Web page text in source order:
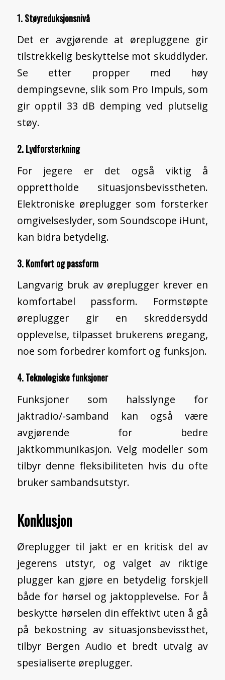
1. Støyreduksjonsnivå
Det er avgjørende at ørepluggene gir
tilstrekkelig beskyttelse mot skuddlyder.
Se etter propper med høy
dempingsevne, slik som Pro Impuls, som
gir opptil 33 dB demping ved plutselig
støy.
2. Lydforsterkning
For jegere er det også viktig å
opprettholde situasjonsbevisstheten.
Elektroniske øreplugger som forsterker
omgivelseslyder, som Soundscope iHunt,
kan bidra betydelig.
3. Komfort og passform
Langvarig bruk av øreplugger krever en
komfortabel passform. Formstøpte
øreplugger gir en skreddersydd
opplevelse, tilpasset brukerens øregang,
noe som forbedrer komfort og funksjon.
4. Teknologiske funksjoner
Funksjoner som halsslynge for
jaktradio/-samband kan også være
avgjørende for bedre
jaktkommunikasjon. Velg modeller som
tilbyr denne fleksibiliteten hvis du ofte
bruker sambandsutstyr.
Konklusjon
Øreplugger til jakt er en kritisk del av
jegerens utstyr, og valget av riktige
plugger kan gjøre en betydelig forskjell
både for hørsel og jaktopplevelse. For å
beskytte hørselen din effektivt uten å gå
på bekostning av situasjonsbevissthet,
tilbyr Bergen Audio et bredt utvalg av
spesialiserte øreplugger.